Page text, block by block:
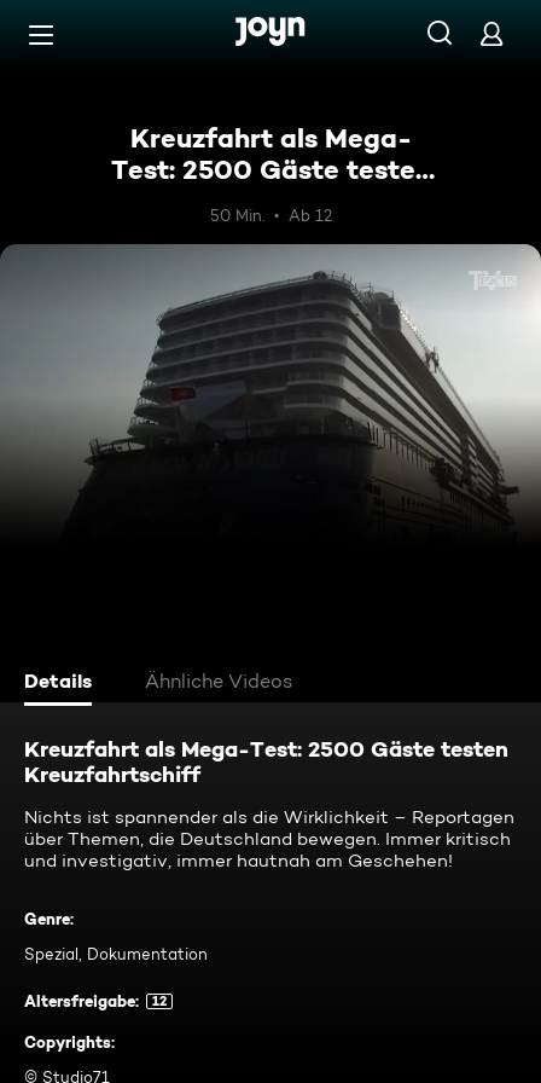
Zum Inhalt springen
Kreuzfahrt als Mega-
Test: 2500 Gäste testen
Kreuzfahrtschiff
50 Min. Ab 12
Details Ähnliche Videos
Kreuzfahrt als Mega-Test: 2500 Gäste testen
Kreuzfahrtschiff
Nichts ist spannender als die Wirklichkeit – Reportagen
über Themen, die Deutschland bewegen. Immer kritisch
und investigativ, immer hautnah am Geschehen!
Genre:
Spezial, Dokumentation
Altersfreigabe: 12
Copyrights:
© Studio71